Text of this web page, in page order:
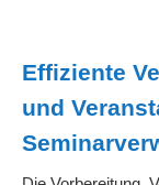
Effiziente
und